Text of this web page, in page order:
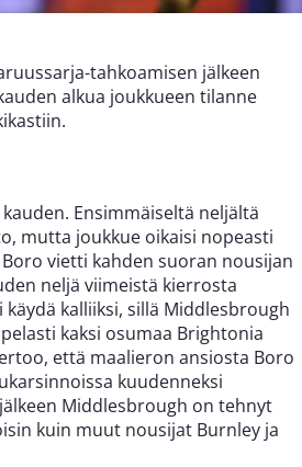
tahkoamisen jälkeen
alkua joukkueen tilanne
Ensimmäiseltä neljältä
mutta joukkue oikaisi nopeasti
vietti kahden suoran nousijan
neljä viimeistä kierrosta
kalliiksi, sillä Middlesbrough
kaksi osumaa Brightonia
että maalieron ansiosta Boro
kuudenneksi
Middlesbrough on tehnyt
kuin muut nousijat Burnley ja